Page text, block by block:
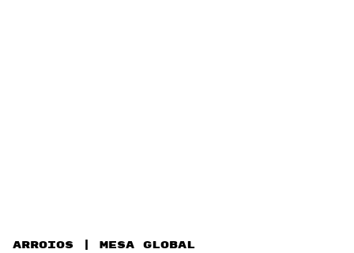
ARROIOS | MESA GLOBAL